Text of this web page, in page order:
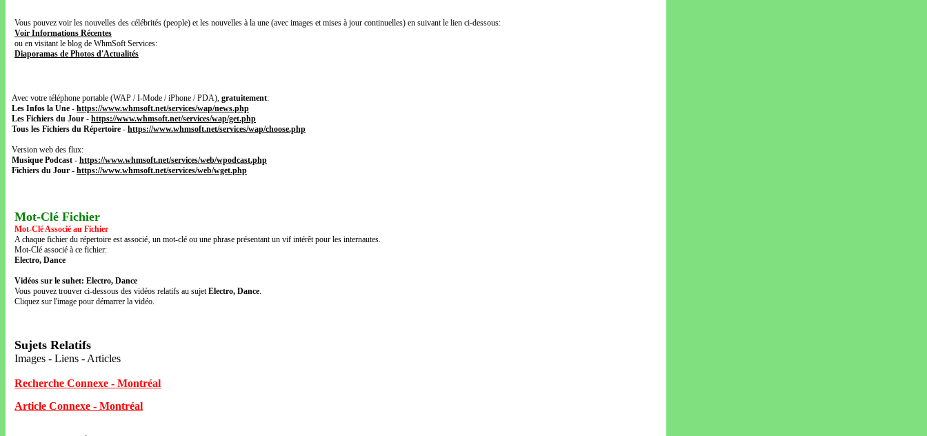
Vous pouvez voir les nouvelles des célébrités (people) et les nouvelles à la une (avec images et mises à jour continuelles) en suivant le lien ci-dessous:
Voir Informations Récentes
ou en visitant le blog de WhmSoft Services:
Diaporamas de Photos d'Actualités
Avec votre téléphone portable (WAP / I-Mode / iPhone / PDA), gratuitement:
Les Infos la Une - https://www.whmsoft.net/services/wap/news.php
Les Fichiers du Jour - https://www.whmsoft.net/services/wap/get.php
Tous les Fichiers du Répertoire - https://www.whmsoft.net/services/wap/choose.php
Version web des flux:
Musique Podcast - https://www.whmsoft.net/services/web/wpodcast.php
Fichiers du Jour - https://www.whmsoft.net/services/web/wget.php
Mot-Clé Fichier
Mot-Clé Associé au Fichier
A chaque fichier du répertoire est associé‚ un mot-clé ou une phrase présentant un vif intérêt pour les internautes.
Mot-Clé associé à ce fichier:
Electro, Dance
Vidéos sur le suhet: Electro, Dance
Vous pouvez trouver ci-dessous des vidéos relatifs au sujetElectro, Dance.
Cliquez sur l'image pour démarrer la vidéo.
Sujets Relatifs
Images - Liens - Articles
Recherche Connexe - Montréal
Article Connexe - Montréal